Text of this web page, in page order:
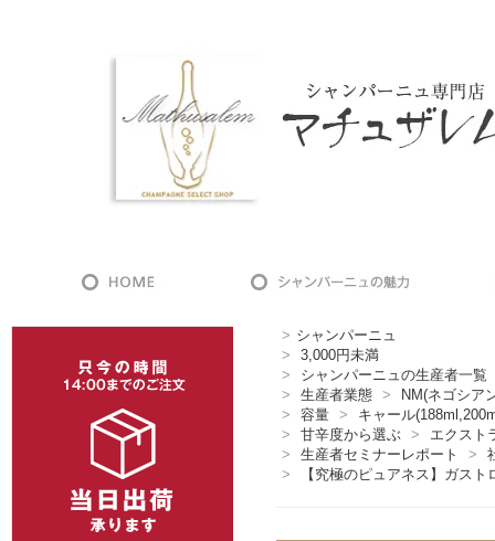
> シャンパーニュ
>
3,000円未満
>
シャンパーニュの生産者一覧
>
生産者業態 >
NM(ネゴシア
>
容量 >
キャール
>
甘辛度から選ぶ >
エクスト
>
生産者セミナーレポート >
>
【究極のピュアネス】ガス